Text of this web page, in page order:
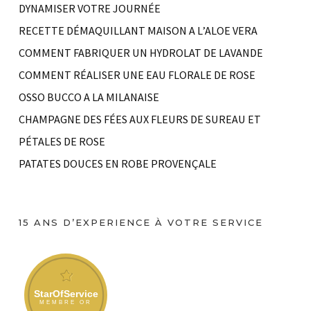
DYNAMISER VOTRE JOURNÉE
RECETTE DÉMAQUILLANT MAISON A L’ALOE VERA
COMMENT FABRIQUER UN HYDROLAT DE LAVANDE
COMMENT RÉALISER UNE EAU FLORALE DE ROSE
OSSO BUCCO A LA MILANAISE
CHAMPAGNE DES FÉES AUX FLEURS DE SUREAU ET
PÉTALES DE ROSE
PATATES DOUCES EN ROBE PROVENÇALE
15 ANS D’EXPERIENCE À VOTRE SERVICE